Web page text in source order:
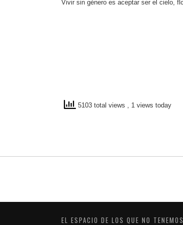
Vivir sin género es aceptar ser el cielo,
5103 total views , 1 views today
EL ESPACIO DE LOS QUE NO